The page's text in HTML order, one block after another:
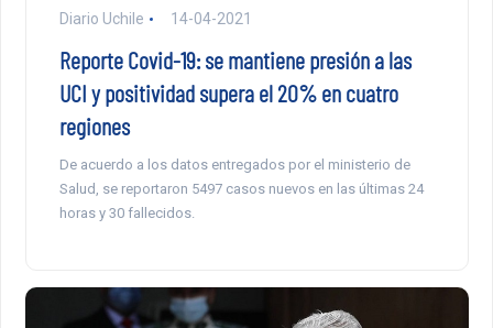
Diario Uchile 14-04-2021
Reporte Covid-19: se mantiene presión a las
UCI y positividad supera el 20% en cuatro
regiones
De acuerdo a los datos entregados por el ministerio de
Salud, se reportaron 5497 casos nuevos en las últimas 24
horas y 30 fallecidos.